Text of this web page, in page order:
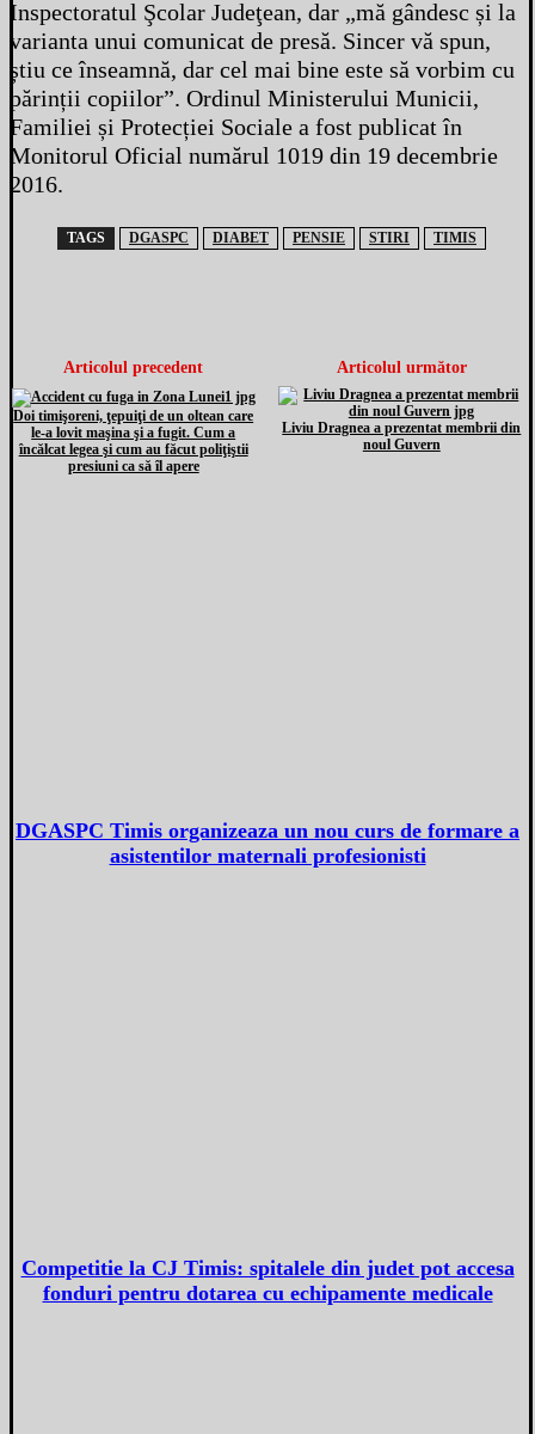
Inspectoratul Şcolar Judeţean, dar „mă gândesc și la
varianta unui comunicat de presă. Sincer vă spun,
știu ce înseamnă, dar cel mai bine este să vorbim cu
părinții copiilor”. Ordinul Ministerului Municii,
Familiei și Protecției Sociale a fost publicat în
Monitorul Oficial numărul 1019 din 19 decembrie
2016.
TAGS DGASPC DIABET PENSIE STIRI TIMIS
Articolul precedent
Doi timişoreni, ţepuiţi de un oltean care
le-a lovit maşina şi a fugit. Cum a
încălcat legea şi cum au făcut poliţiştii
presiuni ca să îl apere
Articolul următor
Liviu Dragnea a prezentat membrii din
noul Guvern
DGASPC Timis organizeaza un nou curs de formare a
asistentilor maternali profesionisti
Competitie la CJ Timis: spitalele din judet pot accesa
fonduri pentru dotarea cu echipamente medicale